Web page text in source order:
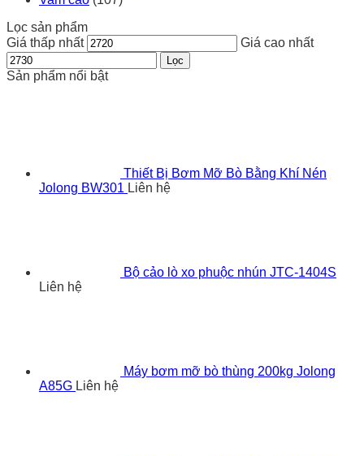
Lọc sản phẩm
Giá thấp nhất
Giá cao nhất
Lọc
Sản phẩm nổi bật
Thiết Bị Bơm Mỡ Bò Bằng Khí Nén
Jolong BW301 Liên hệ
Bộ cảo lò xo phuộc nhún JTC-1404S
Liên hệ
Máy bơm mỡ bò thùng 200kg Jolong
A85G Liên hệ